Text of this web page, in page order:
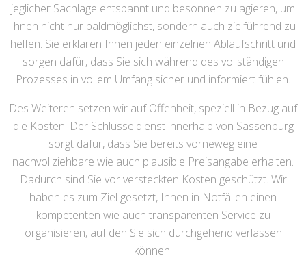
jeglicher Sachlage entspannt und besonnen zu agieren, um
Ihnen nicht nur baldmöglichst, sondern auch zielführend zu
helfen. Sie erklären Ihnen jeden einzelnen Ablaufschritt und
sorgen dafür, dass Sie sich während des vollständigen
Prozesses in vollem Umfang sicher und informiert fühlen.
Des Weiteren setzen wir auf Offenheit, speziell in Bezug auf
die Kosten. Der Schlüsseldienst innerhalb von Sassenburg
sorgt dafür, dass Sie bereits vorneweg eine
nachvollziehbare wie auch plausible Preisangabe erhalten.
Dadurch sind Sie vor versteckten Kosten geschützt. Wir
haben es zum Ziel gesetzt, Ihnen in Notfällen einen
kompetenten wie auch transparenten Service zu
organisieren, auf den Sie sich durchgehend verlassen
können.